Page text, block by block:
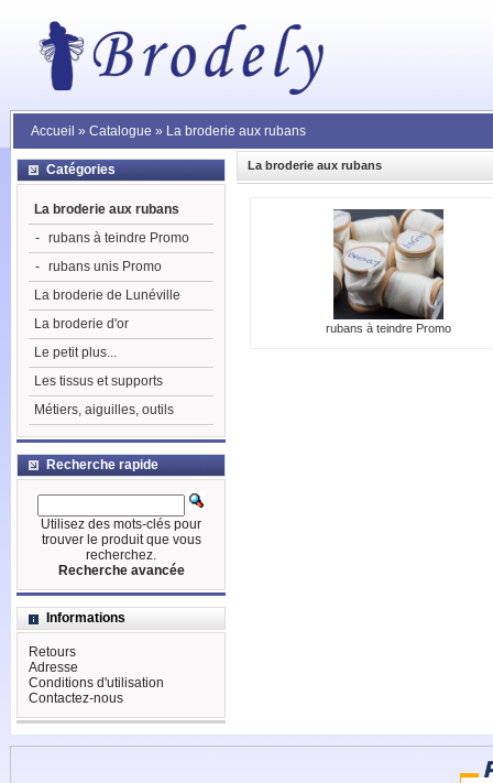
Accueil » Catalogue » La broderie aux rubans
La broderie aux rubans
rubans à teindre Promo
Catégories
La broderie aux rubans
- rubans à teindre Promo
- rubans unis Promo
La broderie de Lunéville
La broderie d'or
Le petit plus...
Les tissus et supports
Métiers, aiguilles, outils
Recherche rapide
Utilisez des mots-clés pour
trouver le produit que vous
recherchez.
Recherche avancée
Informations
Retours
Adresse
Conditions d'utilisation
Contactez-nous